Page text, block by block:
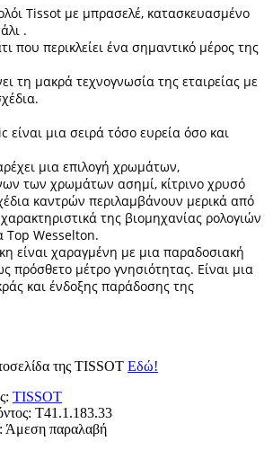
Tissot με μπρασελέ, κατασκευασμένο
.
που περικλείει ένα σημαντικό μέρος της
τη μακρά τεχνογνωσία της εταιρείας με
μια σειρά τόσο ευρεία όσο και
μια επιλογή χρωμάτων,
των χρωμάτων ασημί, κίτρινο χρυσό
καντρών περιλαμβάνουν μερικά από
της βιομηχανίας ρολογιών
Top Wesselton.
είναι χαραγμένη με μια παραδοσιακή
πρόσθετο μέτρο γνησιότητας. Είναι μια
και ένδοξης παράδοσης της
της TISSOT Εδώ!
TISSOT
T41.1.183.33
Άμεση παραλαβή